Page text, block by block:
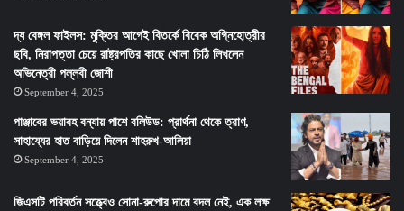
দ্য বেঙ্গল ফাইলস: মুক্তির আগেই বিতর্কে বিবেক অগ্নিহোত্রীর
ছবি, নিরাপত্তা চেয়ে রাষ্ট্রপতির কাছে খোলা চিঠি লিখলেন
অভিনেত্রী পল্লবী জোশী
September 4, 2025
পাঞ্জাবের ভয়াবহ বন্যায় পাশে বলিউড: প্রার্থনা থেকে ত্রাণ,
সাহায্যের হাত বাড়িয়ে দিলেন শাহরুখ-আলিয়া
September 4, 2025
জিএসটি পরিবর্তন সত্ত্বেও সোনা-রুপোর দামে বদল নেই, এক লক্ষ